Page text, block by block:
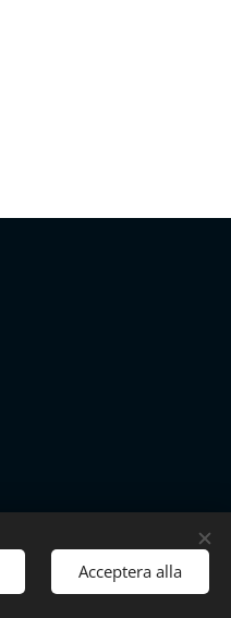
Acceptera alla